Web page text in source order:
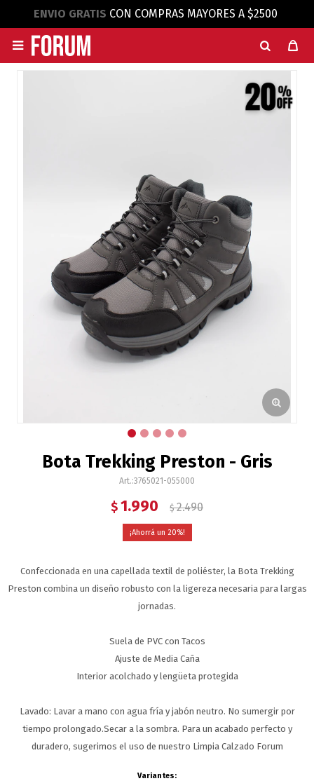
ENVIO GRATIS CON COMPRAS MAYORES A $2500

Bota Trekking Preston - Gris
3765021-055000
$1.990 $ 2.490
20
Confeccionada en una capellada textil de poliéster, la Bota Trekking
Preston combina un diseño robusto con la ligereza necesaria para largas
jornadas.
Suela de PVC con Tacos
Ajuste de Media Caña
Interior acolchado y lengüeta protegida
Lavado: Lavar a mano con agua fría y jabón neutro. No sumergir por
tiempo prolongado.Secar a la sombra. Para un acabado perfecto y
duradero, sugerimos el uso de nuestro Limpia Calzado Forum
Variantes: